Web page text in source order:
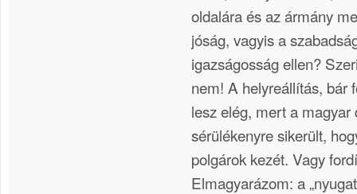
oldalára és az ármány
jóság, vagyis a
igazságosság ellen?
nem! A helyreállítás, bár
lesz elég, mert a
sérülékenyre sikerült,
polgárok kezét. Vagy
Elmagyarázom: a